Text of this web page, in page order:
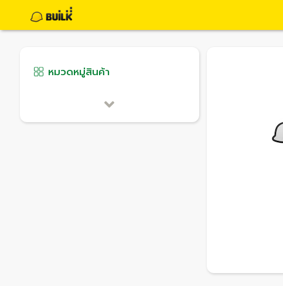
หมวดหมู่สินค้า